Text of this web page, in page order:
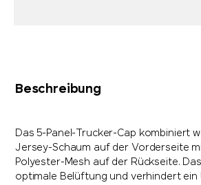
Beschreibung
Das 5-Panel-Trucker-Cap kombiniert
Jersey-Schaum auf der Vorderseite
Polyester-Mesh auf der Rückseite.
optimale Belüftung und verhindert ein